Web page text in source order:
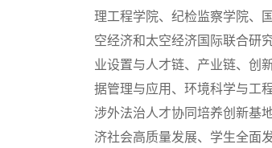
理工程学院、纪检监察学院、
空经济和太空经济国际联合研
业设置与人才链、产业链、创
据管理与应用、环境科学与工
涉外法治人才协同培养创新基
济社会高质量发展、学生全面